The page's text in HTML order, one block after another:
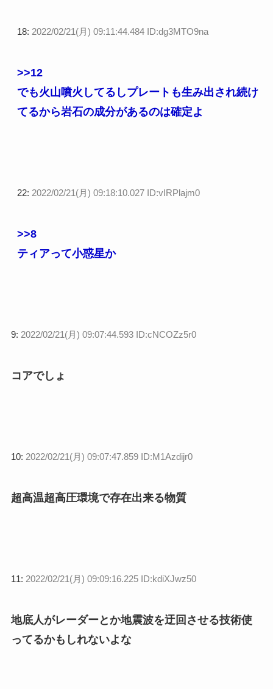
18: 2022/02/21(月) 09:11:44.484 ID:dg3MTO9na
>>12
でも火山噴火してるしプレートも生み出され続け
てるから岩石の成分があるのは確定よ
22: 2022/02/21(月) 09:18:10.027 ID:vIRPlajm0
>>8
ティアって小惑星か
9: 2022/02/21(月) 09:07:44.593 ID:cNCOZz5r0
コアでしょ
10: 2022/02/21(月) 09:07:47.859 ID:M1Azdijr0
超高温超高圧環境で存在出来る物質
11: 2022/02/21(月) 09:09:16.225 ID:kdiXJwz50
地底人がレーダーとか地震波を迂回させる技術使
ってるかもしれないよな